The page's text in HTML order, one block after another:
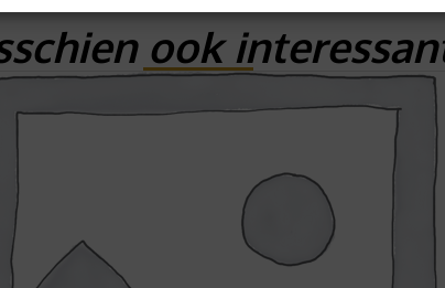
ook